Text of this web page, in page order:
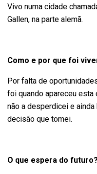
Vivo numa cidade
Gallen, na parte alemã.
Como e por que foi
Por falta de
foi quando apareceu esta
não a desperdicei e
decisão que tomei.
O que espera do futuro?